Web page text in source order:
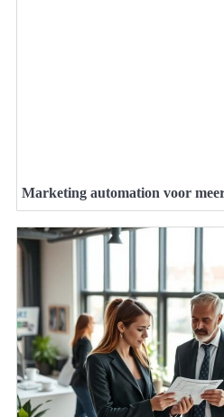
Marketing automation voor